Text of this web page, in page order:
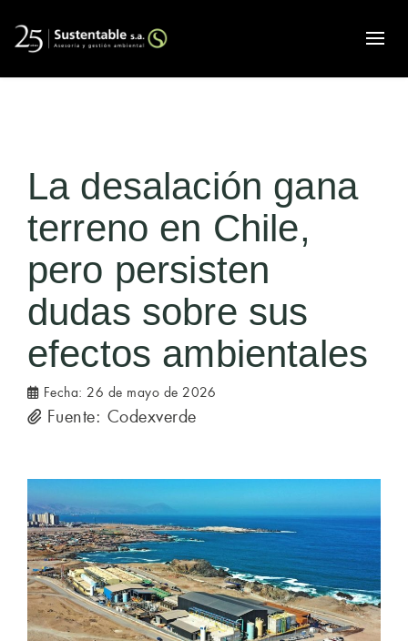
La desalación gana
terreno en Chile,
pero persisten
dudas sobre sus
efectos ambientales
Fecha: 26 de mayo de 2026
Fuente: Codexverde